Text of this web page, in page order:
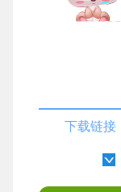
下载链接